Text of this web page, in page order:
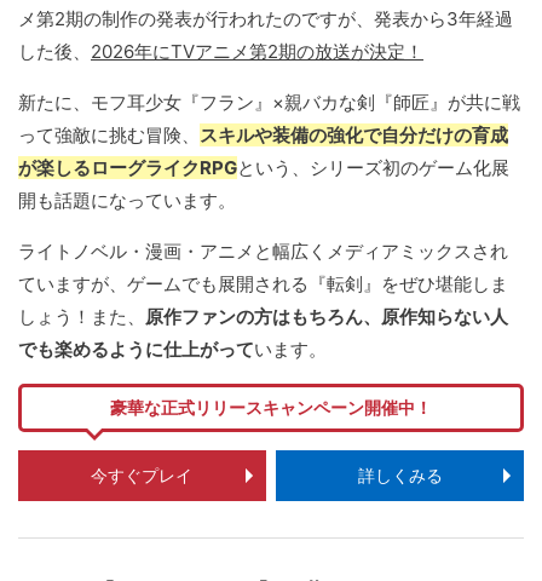
メ第2期の制作の発表が行われたのですが、発表から3年経過
した後、 2026年にTVアニメ第2期の放送が決定！
新たに、モフ耳少女『フラン』×親バカな剣『師匠』が共に戦
って強敵に挑む冒険、 スキルや装備の強化で自分だけの育成
が楽しるローグライクRPGという、シリーズ初のゲーム化展
開も話題になっています。
ライトノベル・漫画・アニメと幅広くメディアミックスされ
ていますが、ゲームでも展開される『転剣』をぜひ堪能しま
しょう！また、 原作ファンの方はもちろん、原作知らない人
でも楽めるように仕上がっています。
豪華な正式リリースキャンペーン開催中！
今すぐプレイ 詳しくみる